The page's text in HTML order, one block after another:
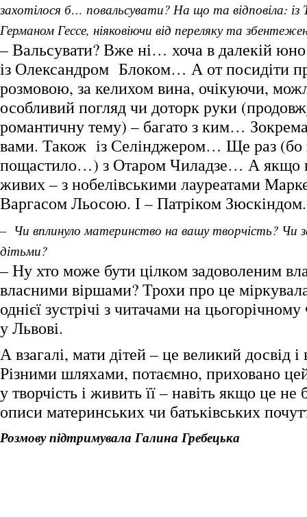
захотілося б… повальсувати? На що та відповіла:
Германом Гессе, ніяковіючи від переляку та
– Вальсувати? Вже ні… хоча в далекій
із Олександром Блоком… А от посидіти
розмовою, за келихом вина, очікуючи,
особливий погляд чи доторк руки
романтичну тему) – багато з ким… Зокрема
вами. Також із Селінджером… Ще раз (бо
пощастило…) з Отаром Чиладзе… А якщо
живих – з нобелівськими лауреатами
Варгасом Льосою. І – Патріком Зюскіндом.
– Чи вплинуло материнство на вашу творчість? Чи
дітьми?
– Ну хто може бути цілком задоволеним
власними віршами? Трохи про це
однієї зустрічі з читачами на
у Львові.
А взагалі, мати дітей – це великий досвід
Різними шляхами, потаємно, приховано
у творчість і живить її – навіть якщо це не
описи материнських чи батьківських
Розмову підтримувала Галина Гребецька